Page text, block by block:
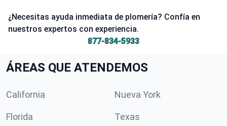
¿Necesitas ayuda inmediata de plomería? Confía en
nuestros expertos con experiencia.
877-834-5933
ÁREAS QUE ATENDEMOS
California Nueva York
Florida Texas